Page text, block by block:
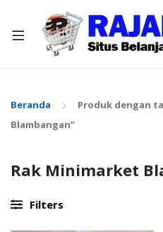
Beranda
Produk dengan
Blambangan”
Rak Minimarket
Filters